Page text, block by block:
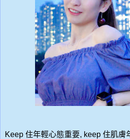
Keep 住年輕心態重要, keep 住肌膚